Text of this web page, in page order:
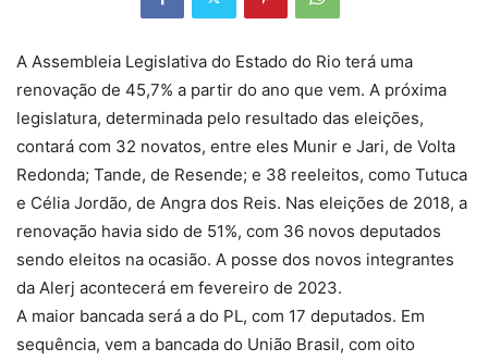
A Assembleia Legislativa do Estado do Rio terá uma
renovação de 45,7% a partir do ano que vem. A próxima
legislatura, determinada pelo resultado das eleições,
contará com 32 novatos, entre eles Munir e Jari, de Volta
Redonda; Tande, de Resende; e 38 reeleitos, como Tutuca
e Célia Jordão, de Angra dos Reis. Nas eleições de 2018, a
renovação havia sido de 51%, com 36 novos deputados
sendo eleitos na ocasião. A posse dos novos integrantes
da Alerj acontecerá em fevereiro de 2023.
A maior bancada será a do PL, com 17 deputados. Em
sequência, vem a bancada do União Brasil, com oito